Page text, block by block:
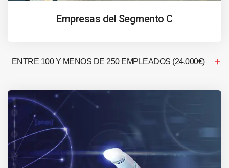
Empresas del Segmento C
ENTRE 100 Y MENOS DE 250 EMPLEADOS (24.000€)